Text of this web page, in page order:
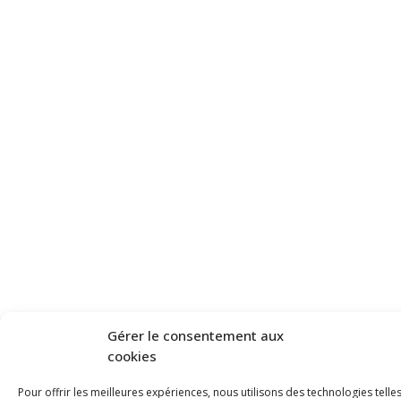
Gérer le consentement aux
cookies
Pour offrir les meilleures expériences, nous utilisons des technologies telles